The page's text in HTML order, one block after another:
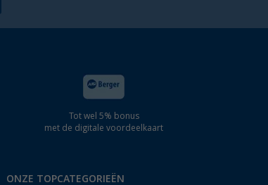
Tot wel 5% bonus
met de digitale voordeelkaart
ONZE TOPCATEGORIEËN